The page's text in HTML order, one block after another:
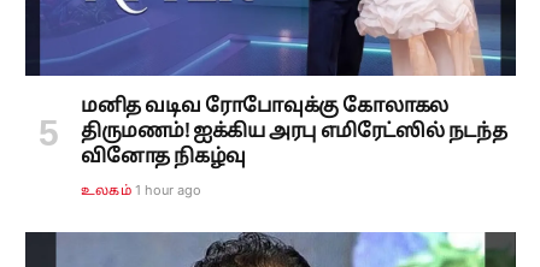
மனித வடிவ ரோபோவுக்கு கோலாகல
திருமணம்! ஐக்கிய அரபு எமிரேட்ஸில் நடந்த
வினோத நிகழ்வு
உலகம் 1 hour ago